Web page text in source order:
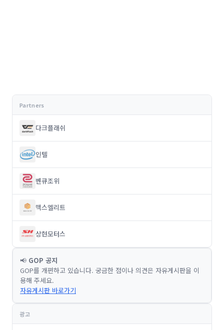
다크플래쉬
인텔
벤큐조위
맥스엘리트
상현모터스
📢 GOP 공지
GOP를 개편하고 있습니다. 궁금한 점이나 의견은 자유게시판을 이
용해 주세요.
자유게시판 바로가기
광고